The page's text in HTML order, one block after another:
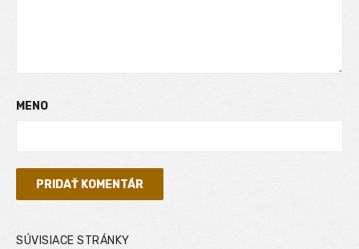
MENO
SÚVISIACE STRÁNKY